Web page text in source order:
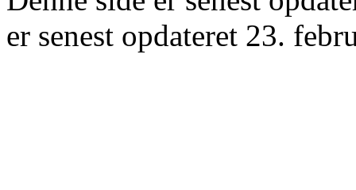
er senest opdateret 23.